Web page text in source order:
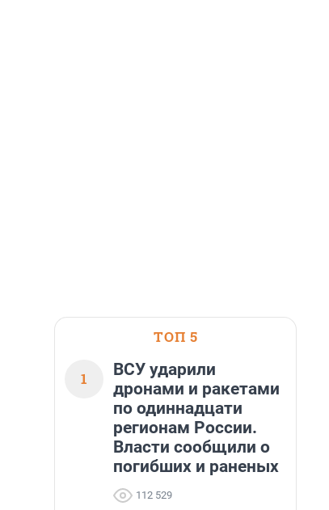
ТОП 5
1
ВСУ ударили
дронами и ракетами
по одиннадцати
регионам России.
Власти сообщили о
погибших и раненых
112 529